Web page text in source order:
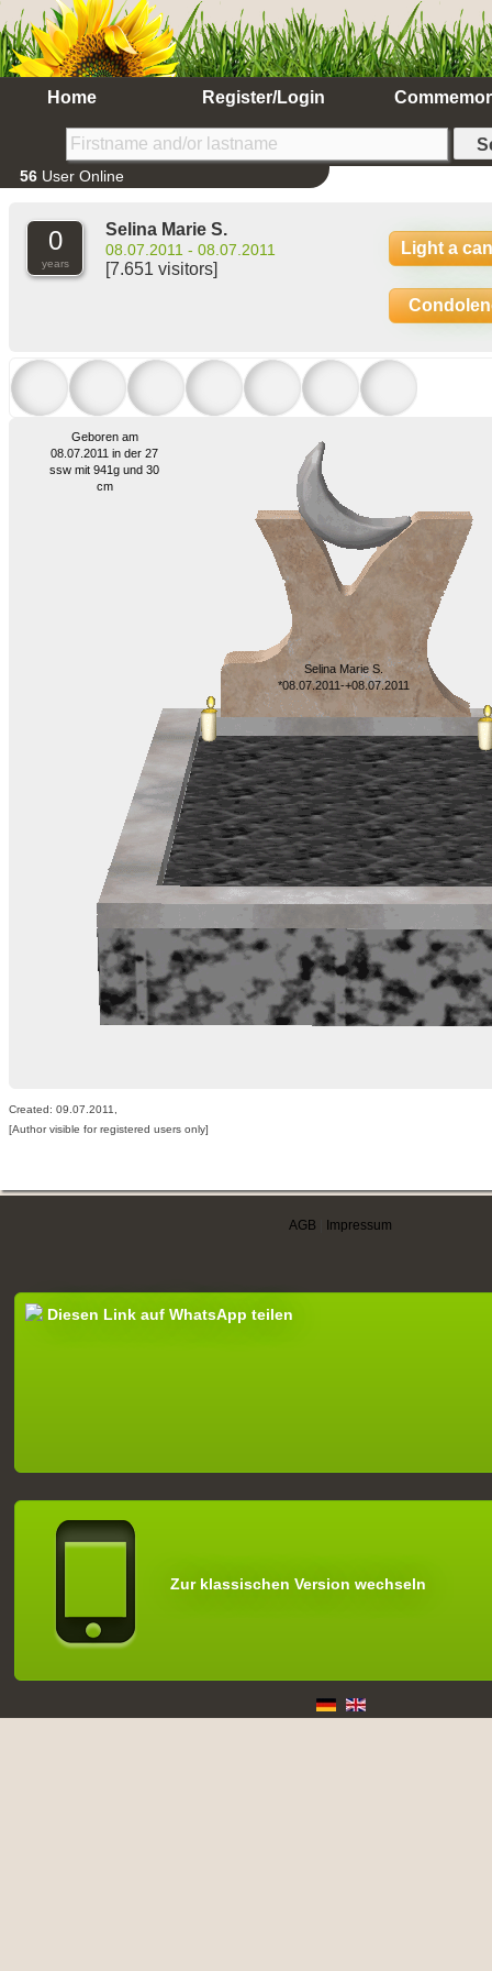
Home Register/Login
56 User Online
0
years
Selina Marie S.
08.07.2011 - 08.07.2011
[7.651 visitors]
Light a
Selina Marie S.
*08.07.2011-+08.07.2011
Geboren am
08.07.2011 in der 27
ssw mit 941g und 30
cm
Created: 09.07.2011,
[Author visible for registered users only]
AGB Impressum
Diesen Link auf WhatsApp teilen
Zur klassischen Version wechseln